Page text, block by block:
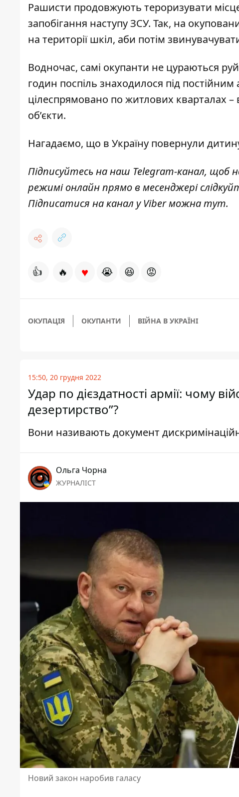
Рашисти продовжують тероризувати
запобігання наступу ЗСУ. Так, на
на території шкіл, аби потім
Водночас, самі окупанти не цураються
годин поспіль знаходилося під
цілеспрямовано по житлових кварталах –
об’єкти.
Нагадаємо, що в Україну повернули
Підписуйтесь на наш Telegram-канал, щоб
режимі онлайн прямо в месенджері
Підписатися на канал у Viber можнатут.
👍 🔥 ♥ 😭 😆 😡
ОКУПАЦІЯ ОКУПАНТИ ВІЙНА В УКРАЇНІ
15:50, 20 грудня 2022
Удар по дієздатності армії: чому
дезертирство”?
Вони називають документ
Ольга Чорна
ЖУРНАЛІСТ
Новий закон наробив галасу